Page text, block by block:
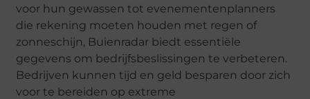
voor hun gewassen tot evenementenplanners
die rekening moeten houden met regen of
zonneschijn, Buienradar biedt essentiële
gegevens om bedrijfsbeslissingen te verbeteren.
Bedrijven kunnen tijd en geld besparen door zich
voor te bereiden op extreme